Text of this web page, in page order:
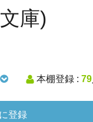
庫)
本棚登録 : 79
登録